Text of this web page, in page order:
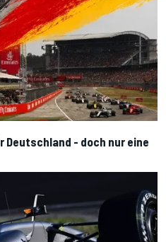
- doch nur eine